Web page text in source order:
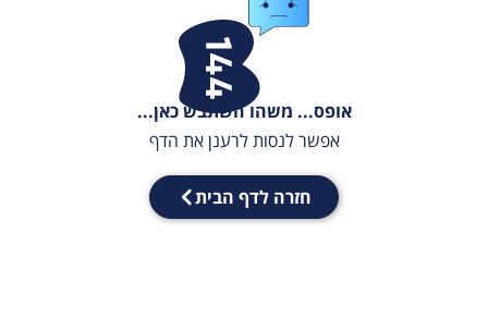
אופס... משהו השתבש כאן...
אפשר לנסות לרענן את הדף
חזרה לדף הבית